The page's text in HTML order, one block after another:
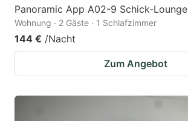
Panoramic App A02-9 Schick-Lounge
Wohnung · 2 Gäste · 1 Schlafzimmer
144 € /Nacht
Zum Angebot